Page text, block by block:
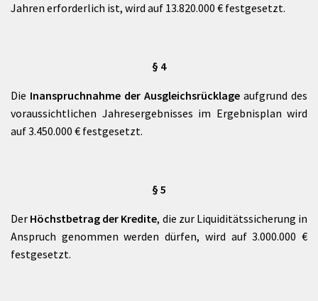
Jahren erforderlich ist, wird auf 13.820.000 € festgesetzt.
§ 4
Die Inanspruchnahme der Ausgleichsrücklage aufgrund des
voraussichtlichen Jahresergebnisses im Ergebnisplan wird
auf 3.450.000 € festgesetzt.
§ 5
Der Höchstbetrag der Kredite, die zur Liquiditätssicherung in
Anspruch genommen werden dürfen, wird auf 3.000.000 €
festgesetzt.